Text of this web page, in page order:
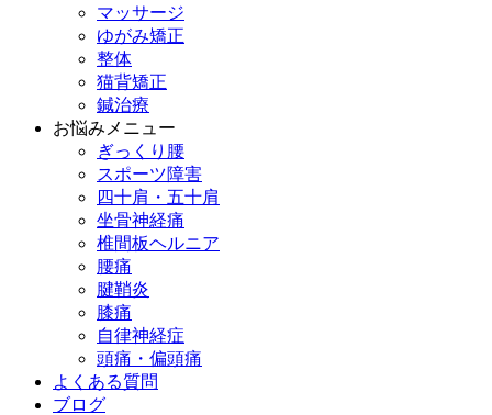
マッサージ
ゆがみ矯正
整体
猫背矯正
鍼治療
お悩みメニュー
ぎっくり腰
スポーツ障害
四十肩・五十肩
坐骨神経痛
椎間板ヘルニア
腰痛
腱鞘炎
膝痛
自律神経症
頭痛・偏頭痛
よくある質問
ブログ